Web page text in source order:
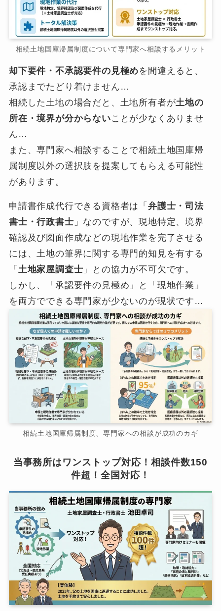
相続土地国庫帰属制度について専門家へ相談するメリット
却下要件・不承認要件の見極めを間違えると、
承認までたどり着けません…
相続した土地の場合だと、土地所有者が土地の
所在・境界が分からないことが少なくありませ
ん…
また、専門家へ相談することで相続土地国庫帰
属制度以外の選択肢を提案してもらえる可能性
があります。
申請書作成代行できる資格者は「弁護士・司法
書士・行政書士 」なのですが、現地特定、境界
確認及び図面作成などの現地作業を完了させる
には、土地の筆界に関する専門的知見を有する
「 土地家屋調査士 」との協力が不可欠です。
しかし、「承認要件の見極め」と「現地作業」
を両方でできる専門家が少ないのが現状です…
相続土地国庫帰属制度、専門家への相談が成功のカギ
当事務所はワンストップ対応！相談件数150
件超！全国対応！